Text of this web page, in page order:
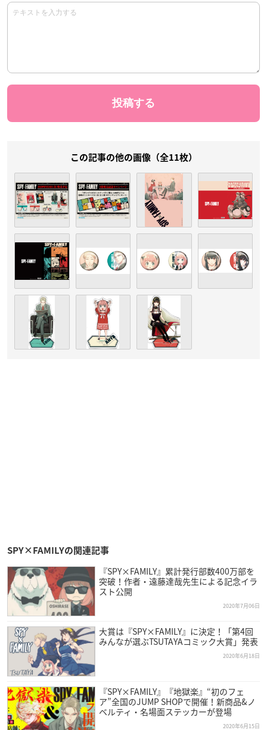
この記事の他の画像（全11枚）
SPY×FAMILYの関連記事
『SPY×FAMILY』累計発行部数400万部を
突破！作者・遠藤達哉先生による記念イラ
スト公開
2020年7月06日
大賞は『SPY×FAMILY』に決定！「第4回
みんなが選ぶTSUTAYAコミック大賞」発表
2020年6月18日
『SPY×FAMILY』『地獄楽』“初のフェ
ア”全国のJUMP SHOPで開催！新商品&ノ
ベルティ・名場面ステッカーが登場
2020年6月15日